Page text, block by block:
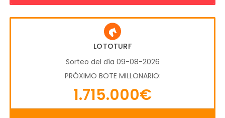
LOTOTURF
Sorteo del día 09-08-2026
PRÓXIMO BOTE MILLONARIO:
1.715.000€